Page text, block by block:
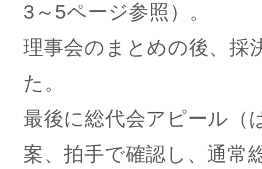
3～5ページ参照）。
理事会のまとめの後、採
た。
最後に総代会アピール（
案、拍手で確認し、通常